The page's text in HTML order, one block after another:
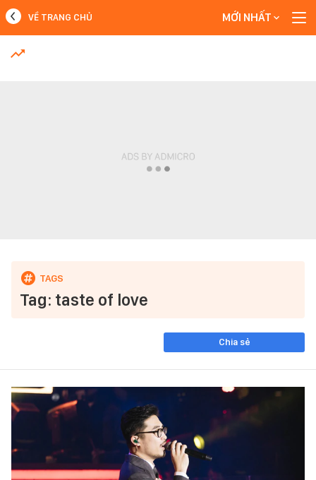
MỚI NHẤT
VỀ TRANG CHỦ MỚI NHẤT
Tag: taste of love
Chia sẻ